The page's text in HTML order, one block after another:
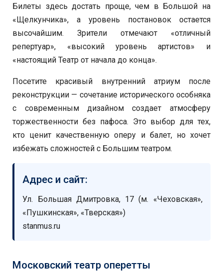
Билеты здесь достать проще, чем в Большой на
«Щелкунчика», а уровень постановок остается
высочайшим. Зрители отмечают «отличный
репертуар», «высокий уровень артистов» и
«настоящий Театр от начала до конца».
Посетите красивый внутренний атриум после
реконструкции — сочетание исторического особняка
с современным дизайном создает атмосферу
торжественности без пафоса. Это выбор для тех,
кто ценит качественную оперу и балет, но хочет
избежать сложностей с Большим театром.
Адрес и сайт:
Ул. Большая Дмитровка, 17 (м. «Чеховская»,
«Пушкинская», «Тверская»)
stanmus.ru
Московский театр оперетты